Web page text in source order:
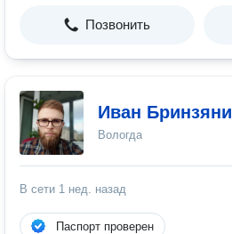
Позвонить
Иван
Вологда
В сети 1 нед. назад
Паспорт проверен